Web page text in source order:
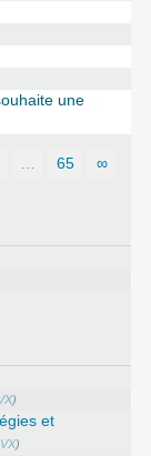
une
65 ∞
)
et
)